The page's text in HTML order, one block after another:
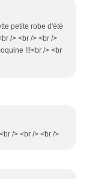
petite robe d'été
/> <br /> <br />
!!!<br /> <br
/> <br /> <br />